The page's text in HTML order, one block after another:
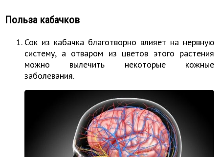
Польза кабачков
Сок из кабачка благотворно влияет на нервную
систему, а отваром из цветов этого растения
можно вылечить некоторые кожные
заболевания.